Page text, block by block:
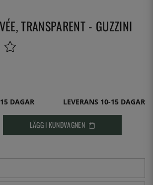
TRANSPARENT - GUZZINI
LEVERANS 10-15 DAGAR
LÄGG I KUNDVAGNEN